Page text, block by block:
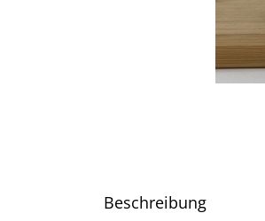
Beschreibung